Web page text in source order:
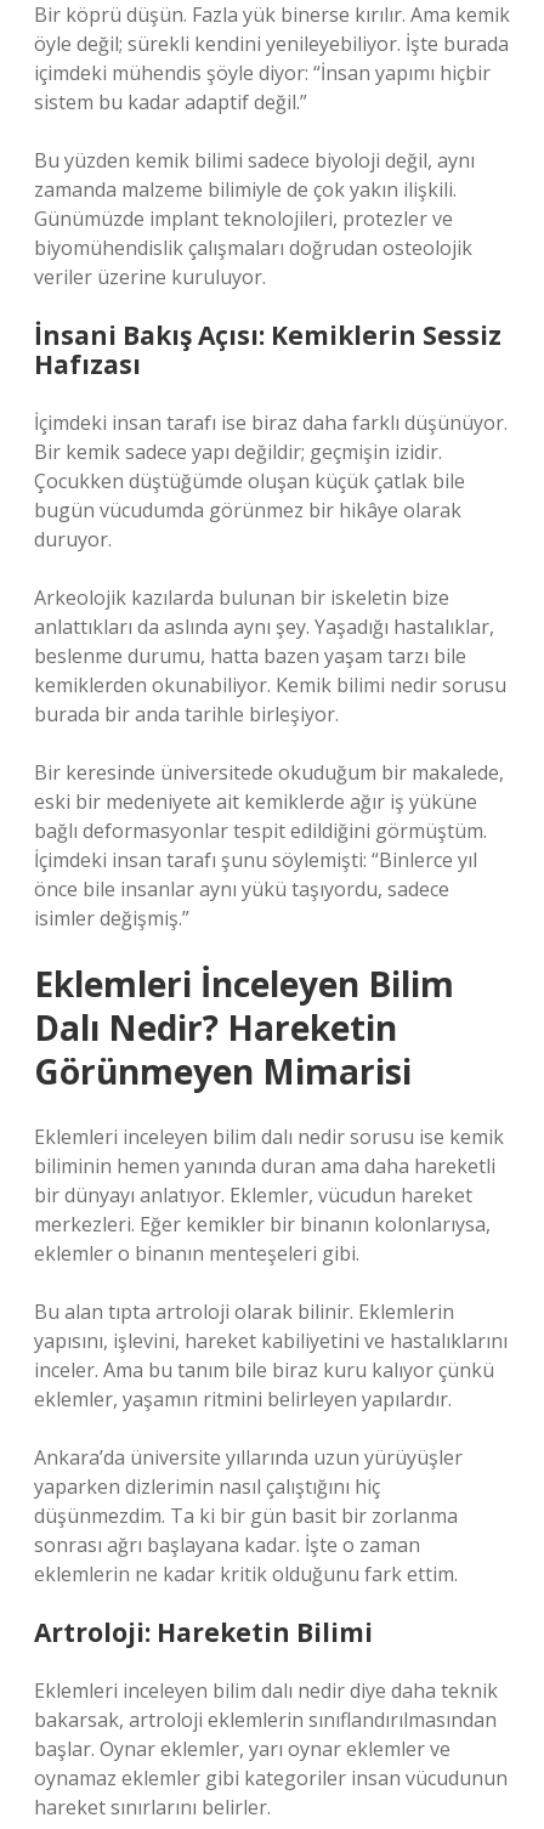
Bir köprü düşün. Fazla yük binerse kırılır. Ama kemik
öyle değil; sürekli kendini yenileyebiliyor. İşte burada
içimdeki mühendis şöyle diyor: “İnsan yapımı hiçbir
sistem bu kadar adaptif değil.”
Bu yüzden kemik bilimi sadece biyoloji değil, aynı
zamanda malzeme bilimiyle de çok yakın ilişkili.
Günümüzde implant teknolojileri, protezler ve
biyomühendislik çalışmaları doğrudan osteolojik
veriler üzerine kuruluyor.
İnsani Bakış Açısı: Kemiklerin Sessiz
Hafızası
İçimdeki insan tarafı ise biraz daha farklı düşünüyor.
Bir kemik sadece yapı değildir; geçmişin izidir.
Çocukken düştüğümde oluşan küçük çatlak bile
bugün vücudumda görünmez bir hikâye olarak
duruyor.
Arkeolojik kazılarda bulunan bir iskeletin bize
anlattıkları da aslında aynı şey. Yaşadığı hastalıklar,
beslenme durumu, hatta bazen yaşam tarzı bile
kemiklerden okunabiliyor. Kemik bilimi nedir sorusu
burada bir anda tarihle birleşiyor.
Bir keresinde üniversitede okuduğum bir makalede,
eski bir medeniyete ait kemiklerde ağır iş yüküne
bağlı deformasyonlar tespit edildiğini görmüştüm.
İçimdeki insan tarafı şunu söylemişti: “Binlerce yıl
önce bile insanlar aynı yükü taşıyordu, sadece
isimler değişmiş.”
Eklemleri İnceleyen Bilim
Dalı Nedir? Hareketin
Görünmeyen Mimarisi
Eklemleri inceleyen bilim dalı nedir sorusu ise kemik
biliminin hemen yanında duran ama daha hareketli
bir dünyayı anlatıyor. Eklemler, vücudun hareket
merkezleri. Eğer kemikler bir binanın kolonlarıysa,
eklemler o binanın menteşeleri gibi.
Bu alan tıpta artroloji olarak bilinir. Eklemlerin
yapısını, işlevini, hareket kabiliyetini ve hastalıklarını
inceler. Ama bu tanım bile biraz kuru kalıyor çünkü
eklemler, yaşamın ritmini belirleyen yapılardır.
Ankara’da üniversite yıllarında uzun yürüyüşler
yaparken dizlerimin nasıl çalıştığını hiç
düşünmezdim. Ta ki bir gün basit bir zorlanma
sonrası ağrı başlayana kadar. İşte o zaman
eklemlerin ne kadar kritik olduğunu fark ettim.
Artroloji: Hareketin Bilimi
Eklemleri inceleyen bilim dalı nedir diye daha teknik
bakarsak, artroloji eklemlerin sınıflandırılmasından
başlar. Oynar eklemler, yarı oynar eklemler ve
oynamaz eklemler gibi kategoriler insan vücudunun
hareket sınırlarını belirler.